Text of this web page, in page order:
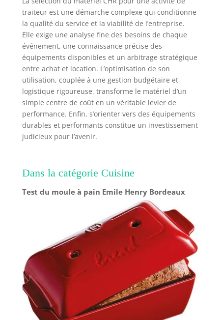
traiteur est une démarche complexe qui conditionne
la qualité du service et la viabilité de l’entreprise.
Elle exige une analyse fine des besoins de chaque
événement, une connaissance précise des
équipements disponibles et un arbitrage stratégique
entre achat et location. L’optimisation de son
utilisation, couplée à une gestion budgétaire et
logistique rigoureuse, transforme le matériel d’un
simple centre de coût en un véritable levier de
performance. Enfin, s’orienter vers des équipements
durables et performants constitue un investissement
judicieux pour l’avenir.
Dans la catégorie Cuisine
Test du moule à pain Emile Henry Bordeaux